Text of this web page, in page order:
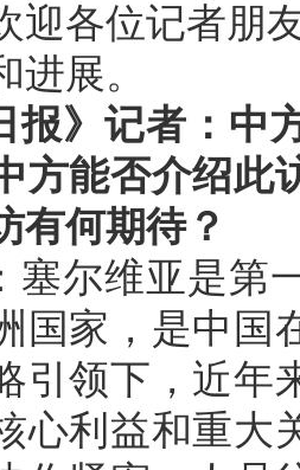
迎各位记者朋
进展。
报》记者：
方能否介绍此
有何期待？
塞尔维亚是第
国家，是中国
引领下，近年
心利益和重大